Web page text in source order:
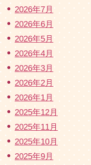
2026年7月
2026年6月
2026年5月
2026年4月
2026年3月
2026年2月
2026年1月
2025年12月
2025年11月
2025年10月
2025年9月